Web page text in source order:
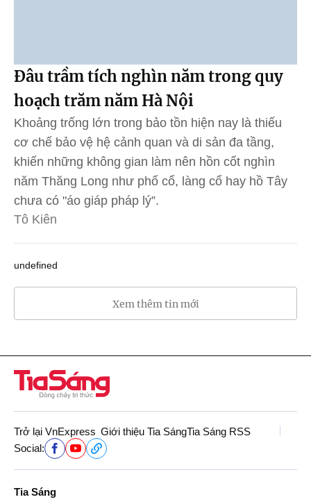
Đâu trầm tích nghìn năm trong quy
hoạch trăm năm Hà Nội
Khoảng trống lớn trong bảo tồn hiện nay là thiếu
cơ chế bảo vệ hệ cảnh quan và di sản đa tầng,
khiến những không gian làm nên hồn cốt nghìn
năm Thăng Long như phố cổ, làng cổ hay hồ Tây
chưa có "áo giáp pháp lý”.
Tô Kiên
undefined
Xem thêm tin mới
Trở lại VnExpress Giới thiệu Tia SángTia Sáng RSS
Social:
Tia Sáng